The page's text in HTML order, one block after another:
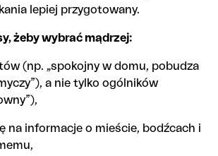
lepiej przygotowany.
żeby wybrać mądrzej:
(np. „spokojny w domu, pobudza
a nie tylko ogólników
na informacje o mieście, bodźcach i